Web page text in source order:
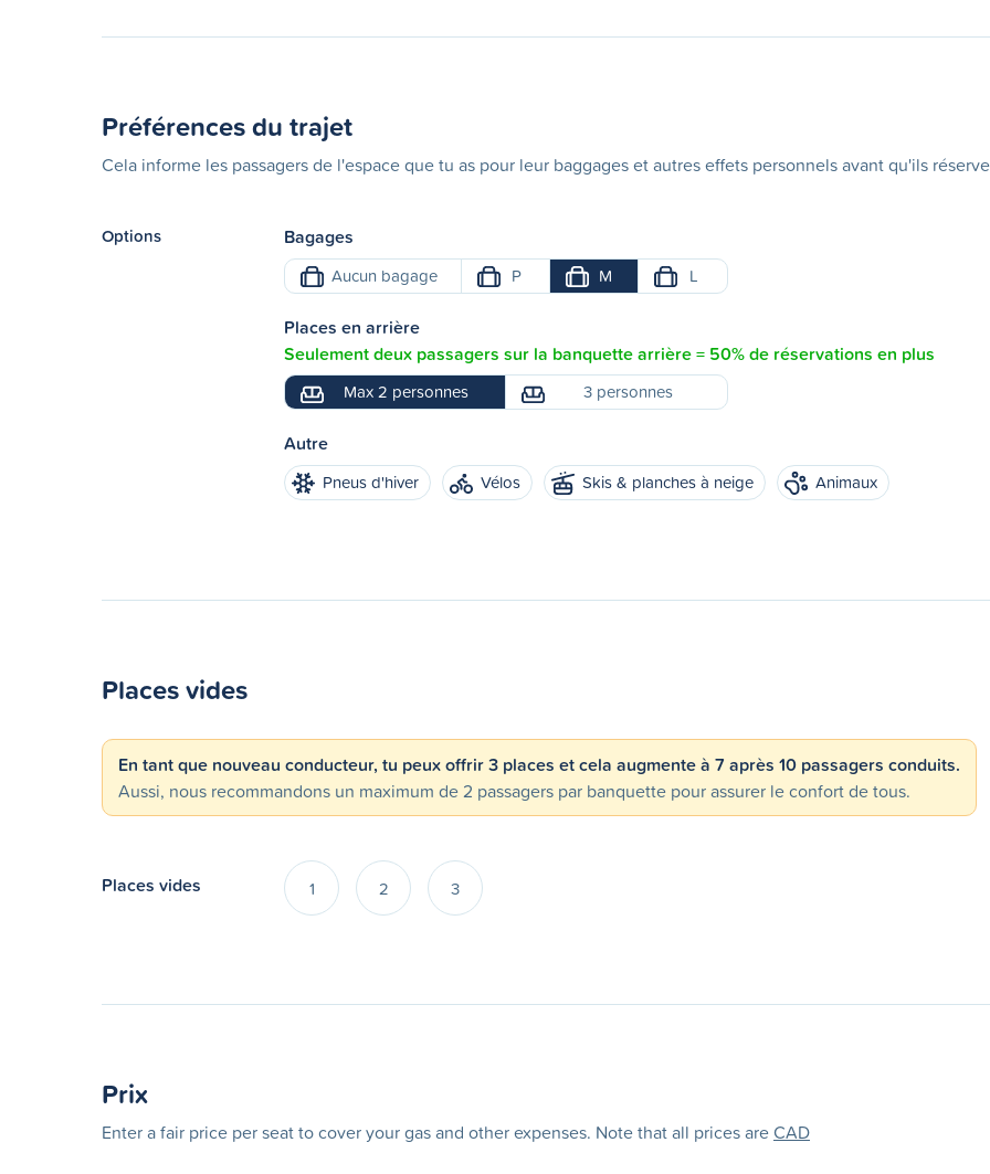
Préférences du trajet
Cela informe les passagers de l'espace que tu as pour leur baggages et autres effets personnels avant qu'ils
Options Bagages
Aucun bagage P M L
Places en arrière
Seulement deux passagers sur la banquette arrière = 50% de réservations en plus
Max 2 personnes 3 personnes
Autre
Pneus d'hiver Vélos Skis & planches à neige Animaux
Places vides
En tant que nouveau conducteur, tu peux offrir 3 places et cela augmente à 7 après 10 passagers conduits.
Aussi, nous recommandons un maximum de 2 passagers par banquette pour assurer le confort de tous.
Places vides 1 2 3
Prix
Enter a fair price per seat to cover your gas and other expenses. Note that all prices areCAD